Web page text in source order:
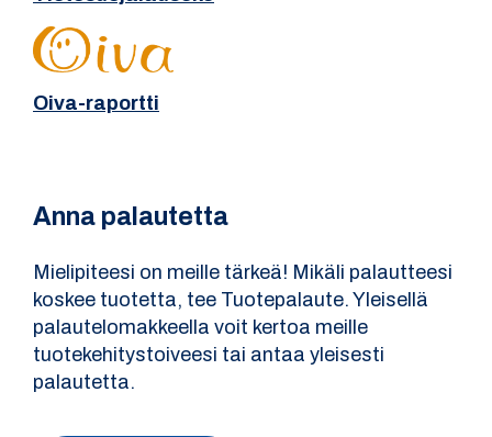
Oiva-raportti
Anna palautetta
Mielipiteesi on meille tärkeä! Mikäli palautteesi
koskee tuotetta, tee Tuotepalaute. Yleisellä
palautelomakkeella voit kertoa meille
tuotekehitystoiveesi tai antaa yleisesti
palautetta.